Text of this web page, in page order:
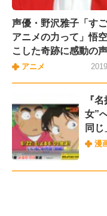
声優・野沢雅子「す
アニメの力って」悟
こした奇跡に感動の
アニメ
『
女”
同じ
漫